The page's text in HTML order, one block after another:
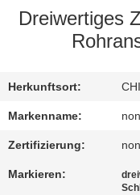
TRETEN
SIE
MIT
UNS
Dreiwertiges
Herkunftsort:
Markenname:
Zertifizierung:
Markieren: